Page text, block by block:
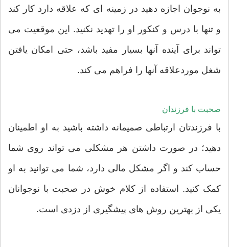
به نوجوان اجازه دهید در زمینه ای که علاقه دارد کار کند
و تنها با درس و کنکور او را تهدید نکنید. این موقعیت می
تواند برای آینده آنها بسیار مفید باشد، حتی امکان یافتن
شغل موردعلاقه آنها را فراهم می کند.
صحبت با فرزندان
با فرزندتان ارتباطی صمیمانه داشته باشید به او اطمینان
دهید؛ در صورت داشتن هر مشکلی می تواند روی شما
حساب کند و اگر مشکل مالی دارد، شما می توانید به او
کمک کنید. استفاده از کلام خوش در صحبت با نوجوانان
یکی از بهترین روش های پیشگیری از دزدی است.